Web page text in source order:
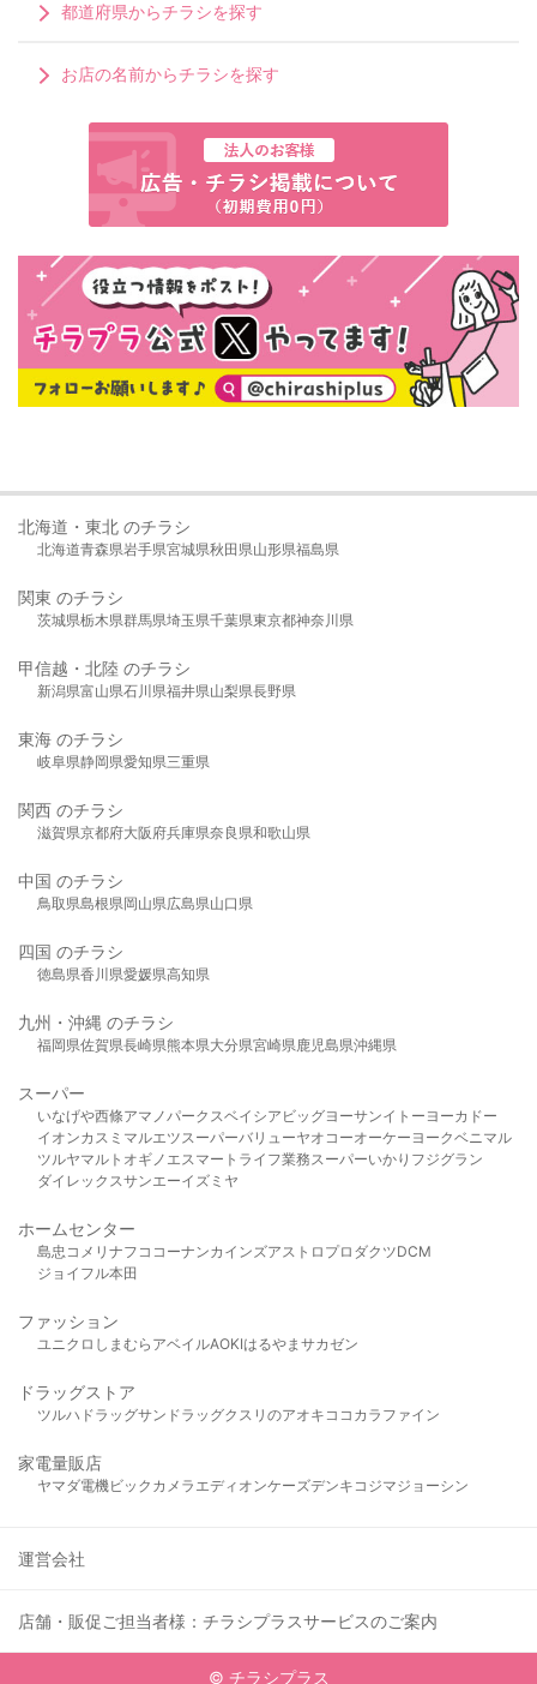
都道府県からチラシを探す
お店の名前からチラシを探す
北海道・東北 のチラシ
北海道青森県岩手県宮城県秋田県山形県福島県
関東 のチラシ
茨城県栃木県群馬県埼玉県千葉県東京都神奈川県
甲信越・北陸 のチラシ
新潟県富山県石川県福井県山梨県長野県
東海 のチラシ
岐阜県静岡県愛知県三重県
関西 のチラシ
滋賀県京都府大阪府兵庫県奈良県和歌山県
中国 のチラシ
鳥取県島根県岡山県広島県山口県
四国 のチラシ
徳島県香川県愛媛県高知県
九州・沖縄 のチラシ
福岡県佐賀県長崎県熊本県大分県宮崎県 鹿児島県沖縄県
スーパー
いなげや西條アマノパークスベイシア ビッグヨーサンイトーヨーカドー
イオンカスミ マルエツ スーパーバリューヤオコーオーケー ヨークベニマル
ツルヤマルト オギノ エスマート ライフ業務スーパーいかり フジグラン
ダイレックスサンエーイズミヤ
ホームセンター
島忠 コメリ ナフコ コーナンカインズアストロプロダクツDCM
ジョイフル本田
ファッション
ユニクロ しまむら アベイルAOKIはるやま サカゼン
ドラッグストア
ツルハドラッグサンドラッグクスリのアオキ ココカラファイン
家電量販店
ヤマダ電機ビックカメラ エディオンケーズデンキ コジマジョーシン
運営会社
店舗・販促ご担当者様：チラシプラスサービスのご案内
© チラシプラス